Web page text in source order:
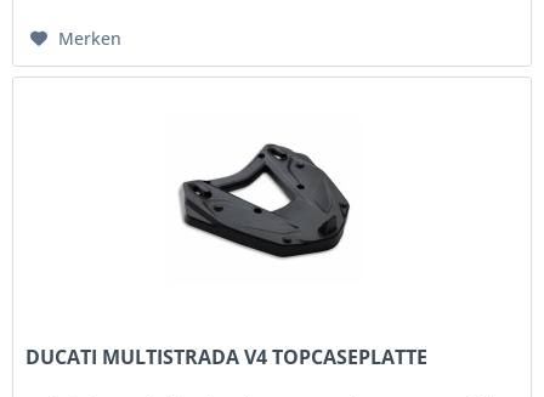
Merken
DUCATI MULTISTRADA V4 TOPCASEPLATTE